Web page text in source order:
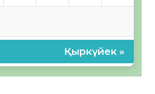
Қыркүйек »